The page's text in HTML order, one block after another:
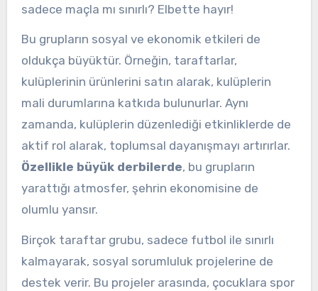
sadece maçla mı sınırlı? Elbette hayır!
Bu grupların sosyal ve ekonomik etkileri de
oldukça büyüktür. Örneğin, taraftarlar,
kulüplerinin ürünlerini satın alarak, kulüplerin
mali durumlarına katkıda bulunurlar. Aynı
zamanda, kulüplerin düzenlediği etkinliklerde de
aktif rol alarak, toplumsal dayanışmayı artırırlar.
Özellikle büyük derbilerde, bu grupların
yarattığı atmosfer, şehrin ekonomisine de
olumlu yansır.
Birçok taraftar grubu, sadece futbol ile sınırlı
kalmayarak, sosyal sorumluluk projelerine de
destek verir. Bu projeler arasında, çocuklara spor